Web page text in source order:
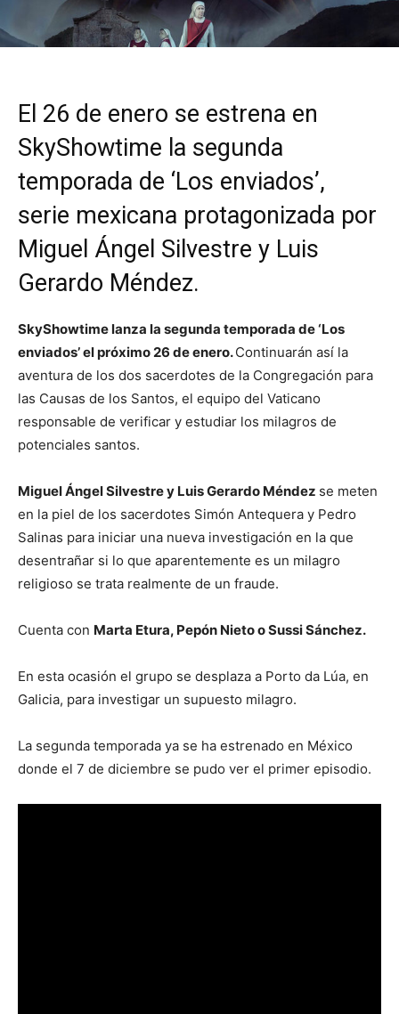
El 26 de enero se estrena en
SkyShowtime la segunda
temporada de ‘Los enviados’,
serie mexicana protagonizada por
Miguel Ángel Silvestre y Luis
Gerardo Méndez.
SkyShowtime lanza la segunda temporada de ‘Los
enviados’ el próximo 26 de enero.Continuarán así la
aventura de los dos sacerdotes de la Congregación para
las Causas de los Santos, el equipo del Vaticano
responsable de verificar y estudiar los milagros de
potenciales santos.
Miguel Ángel Silvestre y Luis Gerardo Méndez se meten
en la piel de los sacerdotes Simón Antequera y Pedro
Salinas para iniciar una nueva investigación en la que
desentrañar si lo que aparentemente es un milagro
religioso se trata realmente de un fraude.
Cuenta con Marta Etura, Pepón Nieto o Sussi Sánchez.
En esta ocasión el grupo se desplaza a Porto da Lúa, en
Galicia, para investigar un supuesto milagro.
La segunda temporada ya se ha estrenado en México
donde el 7 de diciembre se pudo ver el primer episodio.